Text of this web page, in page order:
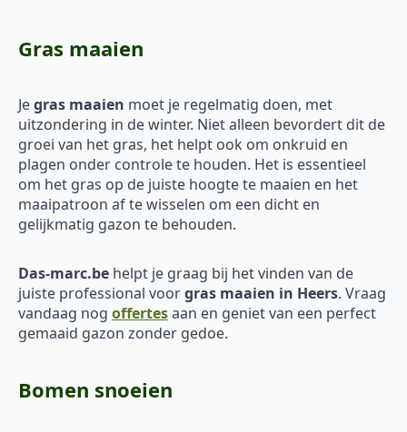
Gras maaien
Jegras maaien moet je regelmatig doen, met
uitzondering in de winter. Niet alleen bevordert dit de
groei van het gras, het helpt ook om onkruid en
plagen onder controle te houden. Het is essentieel
om het gras op de juiste hoogte te maaien en het
maaipatroon af te wisselen om een dicht en
gelijkmatig gazon te behouden.
Das-marc.be helpt je graag bij het vinden van de
juiste professional voorgras maaien in Heers. Vraag
vandaag nog offertesaan en geniet van een perfect
gemaaid gazon zonder gedoe.
Bomen snoeien